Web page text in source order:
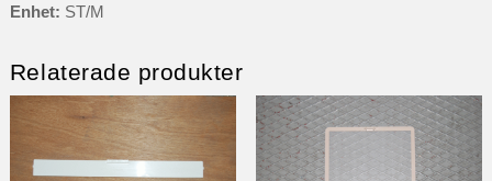
Enhet: ST/M
Relaterade produkter